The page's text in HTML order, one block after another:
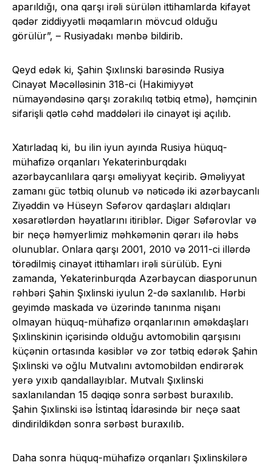
aparıldığı, ona qarşı irəli sürülən ittihamlarda kifayət
qədər ziddiyyətli məqamların mövcud olduğu
görülür”, – Rusiyadakı mənbə bildirib.
Qeyd edək ki, Şahin Şıxlınski barəsində Rusiya
Cinayət Məcəlləsinin 318-ci (Hakimiyyət
nümayəndəsinə qarşı zorakılıq tətbiq etmə), həmçinin
sifarişli qətlə cəhd maddələri ilə cinayət işi açılıb.
Xatırladaq ki, bu ilin iyun ayında Rusiya hüquq-
mühafizə orqanları Yekaterinburqdakı
azərbaycanlılara qarşı əməliyyat keçirib. Əməliyyat
zamanı güc tətbiq olunub və nəticədə iki azərbaycanlı
Ziyəddin və Hüseyn Səfərov qardaşları aldıqları
xəsarətlərdən həyatlarını itiriblər. Digər Səfərovlar və
bir neçə həmyerlimiz məhkəmənin qərarı ilə həbs
olunublar. Onlara qarşı 2001, 2010 və 2011-ci illərdə
törədilmiş cinayət ittihamları irəli sürülüb. Eyni
zamanda, Yekaterinburqda Azərbaycan diasporunun
rəhbəri Şahin Şıxlinski iyulun 2-də saxlanılıb. Hərbi
geyimdə maskada və üzərində tanınma nişanı
olmayan hüquq-mühafizə orqanlarının əməkdaşları
Şıxlinskinin içərisində olduğu avtomobilin qarşısını
küçənin ortasında kəsiblər və zor tətbiq edərək Şahin
Şıxlinski və oğlu Mutvalını avtomobildən endirərək
yerə yıxıb qandallayıblar. Mutvalı Şıxlinski
saxlanılandan 15 dəqiqə sonra sərbəst buraxılıb.
Şahin Şıxlinski isə İstintaq İdarəsində bir neçə saat
dindirildikdən sonra sərbəst buraxılıb.
Daha sonra hüquq-mühafizə orqanları Şıxlinskilərə